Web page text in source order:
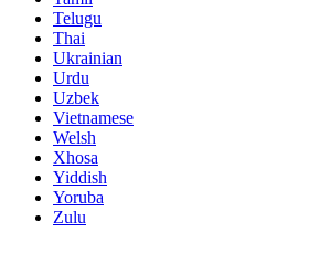
Telugu
Thai
Ukrainian
Urdu
Uzbek
Vietnamese
Welsh
Xhosa
Yiddish
Yoruba
Zulu